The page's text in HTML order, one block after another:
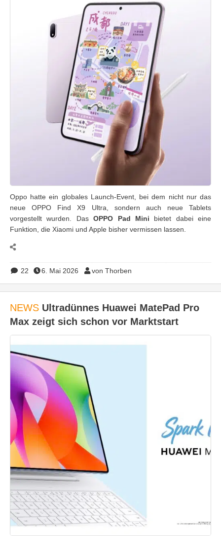
Oppo hatte ein globales Launch-Event, bei dem nicht nur das
neue OPPO Find X9 Ultra, sondern auch neue Tablets
vorgestellt wurden. DasOPPO Pad Mini bietet dabei eine
Funktion, die Xiaomi und Apple bisher vermissen lassen.
22 6. Mai 2026 von Thorben
NEWS Ultradünnes Huawei MatePad Pro
Max zeigt sich schon vor Marktstart